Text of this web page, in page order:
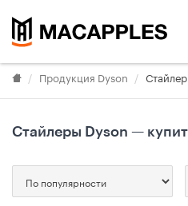
Продукция Dyson
Стайлеры Dyson —